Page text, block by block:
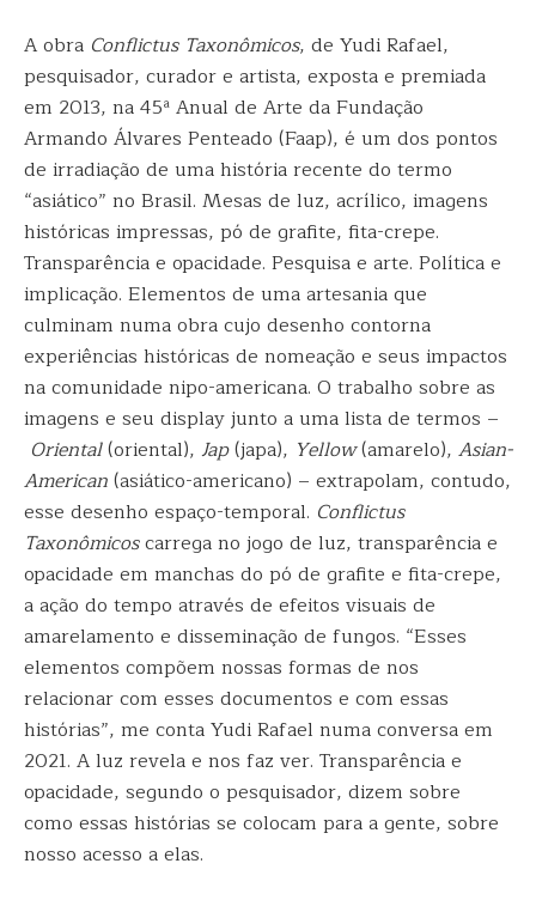
A obra Conflictus Taxonômicos, de Yudi Rafael,
pesquisador, curador e artista, exposta e premiada
em 2013, na 45ª Anual de Arte da Fundação
Armando Álvares Penteado (Faap), é um dos pontos
de irradiação de uma história recente do termo
“asiático” no Brasil. Mesas de luz, acrílico, imagens
históricas impressas, pó de grafite, fita-crepe.
Transparência e opacidade. Pesquisa e arte. Política e
implicação. Elementos de uma artesania que
culminam numa obra cujo desenho contorna
experiências históricas de nomeação e seus impactos
na comunidade nipo-americana. O trabalho sobre as
imagens e seu display junto a uma lista de termos –
Oriental(oriental), Jap(japa), Yellow(amarelo), Asian-
American(asiático-americano) – extrapolam, contudo,
esse desenho espaço-temporal. Conflictus
Taxonômicoscarrega no jogo de luz, transparência e
opacidade em manchas do pó de grafite e fita-crepe,
a ação do tempo através de efeitos visuais de
amarelamento e disseminação de fungos. “Esses
elementos compõem nossas formas de nos
relacionar com esses documentos e com essas
histórias”, me conta Yudi Rafael numa conversa em
2021. A luz revela e nos faz ver. Transparência e
opacidade, segundo o pesquisador, dizem sobre
como essas histórias se colocam para a gente, sobre
nosso acesso a elas.